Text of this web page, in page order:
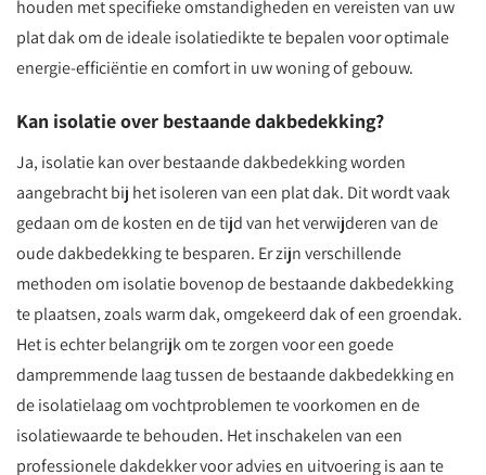
houden met specifieke omstandigheden en vereisten van uw
plat dak om de ideale isolatiedikte te bepalen voor optimale
energie-efficiëntie en comfort in uw woning of gebouw.
Kan isolatie over bestaande dakbedekking?
Ja, isolatie kan over bestaande dakbedekking worden
aangebracht bij het isoleren van een plat dak. Dit wordt vaak
gedaan om de kosten en de tijd van het verwijderen van de
oude dakbedekking te besparen. Er zijn verschillende
methoden om isolatie bovenop de bestaande dakbedekking
te plaatsen, zoals warm dak, omgekeerd dak of een groendak.
Het is echter belangrijk om te zorgen voor een goede
dampremmende laag tussen de bestaande dakbedekking en
de isolatielaag om vochtproblemen te voorkomen en de
isolatiewaarde te behouden. Het inschakelen van een
professionele dakdekker voor advies en uitvoering is aan te